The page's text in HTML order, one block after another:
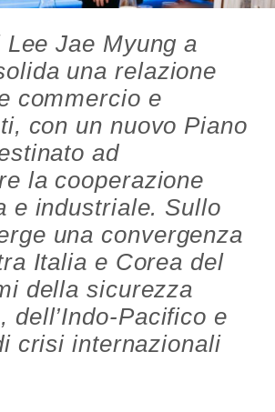
Jae Myung a
una relazione
commercio e
con un nuovo Piano
ad
la cooperazione
e industriale. Sullo
una convergenza
Italia e Corea del
della sicurezza
dell’Indo-Pacifico e
crisi internazionali